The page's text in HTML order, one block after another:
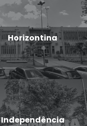
Horizontina
Independência